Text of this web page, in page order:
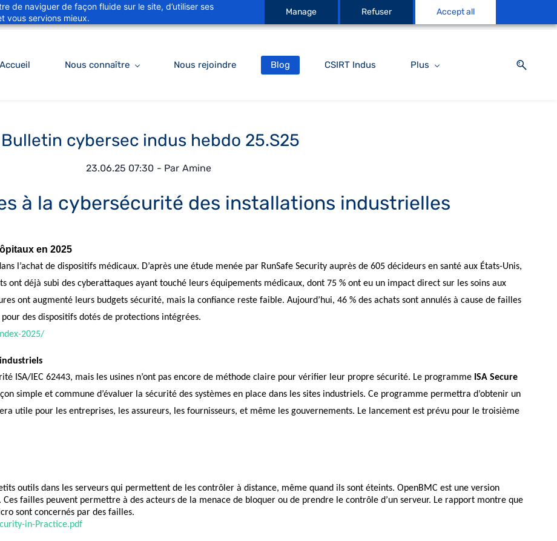
de naviguer de façon fluide sur le site, d’utiliser ses
vous servions mieux.
Manage Refuser Accept all
Accueil Nous connaître Nous rejoindre Blog CSIRT Indus Plus
Bulletin cybersec indus hebdo 25.S25
23.06.25 07:30 - Par Amine
à la cybersécurité des installations industrielles
en 2025
l’achat de dispositifs médicaux. D’après une étude menée par RunSafe Security auprès de 605 décideurs en santé aux États-Unis,
ont déjà subi des cyberattaques ayant touché leurs équipements médicaux, dont 75 % ont eu un impact direct sur les soins aux
ont augmenté leurs budgets sécurité, mais la confiance reste faible. Aujourd’hui, 46 % des achats sont annulés à cause de failles
des dispositifs dotés de protections intégrées.
2025/
ISA/IEC 62443, mais les usines n’ont pas encore de méthode claire pour vérifier leur propre sécurité. Le programme ISA Secure
simple et commune d’évaluer la sécurité des systèmes en place dans les sites industriels. Ce programme permettra d’obtenir un
utile pour les entreprises, les assureurs, les fournisseurs, et même les gouvernements. Le lancement est prévu pour le troisième
outils dans les serveurs qui permettent de les contrôler à distance, même quand ils sont éteints. OpenBMC est une version
failles peuvent permettre à des acteurs de la menace de bloquer ou de prendre le contrôle d’un serveur. Le rapport montre que
sont concernés par des failles.
in-Practice.pdf